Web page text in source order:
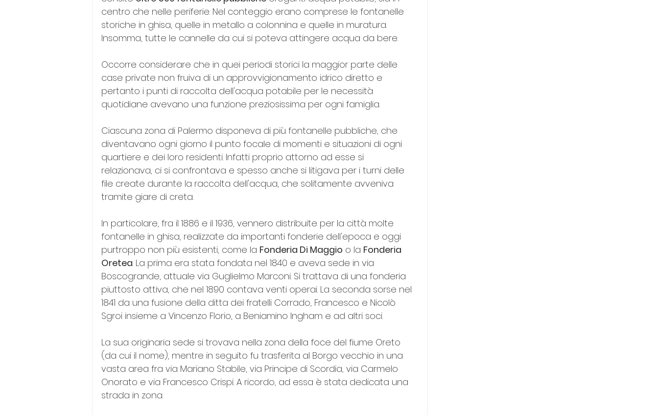
centro che nelle periferie. Nel conteggio erano comprese le fontanelle
storiche in ghisa, quelle in metallo a colonnina e quelle in muratura.
Insomma, tutte le cannelle da cui si poteva attingere acqua da bere.
Occorre considerare che in quei periodi storici la maggior parte delle
case private non fruiva di un approvvigionamento idrico diretto e
pertanto i punti di raccolta dell'acqua potabile per le necessità
quotidiane avevano una funzione preziosissima per ogni famiglia.
Ciascuna zona di Palermo disponeva di più fontanelle pubbliche, che
diventavano ogni giorno il punto focale di momenti e situazioni di ogni
quartiere e dei loro residenti. Infatti proprio attorno ad esse si
relazionava, ci si confrontava e spesso anche si litigava per i turni delle
file create durante la raccolta dell'acqua, che solitamente avveniva
tramite giare di creta.
In particolare, fra il 1886 e il 1936, vennero distribuite per la città molte
fontanelle in ghisa, realizzate da importanti fonderie dell'epoca e oggi
purtroppo non più esistenti, come la Fonderia Di Maggio o la Fonderia
Oretea. La prima era stata fondata nel 1840 e aveva sede in via
Boscogrande, attuale via Guglielmo Marconi. Si trattava di una fonderia
piuttosto attiva, che nel 1890 contava venti operai. La seconda sorse nel
1841 da una fusione della ditta dei fratelli Corrado, Francesco e Nicolò
Sgroi insieme a Vincenzo Florio, a Beniamino Ingham e ad altri soci.
La sua originaria sede si trovava nella zona della foce del fiume Oreto
(da cui il nome), mentre in seguito fu trasferita al Borgo vecchio in una
vasta area fra via Mariano Stabile, via Principe di Scordia, via Carmelo
Onorato e via Francesco Crispi. A ricordo, ad essa è stata dedicata una
strada in zona.